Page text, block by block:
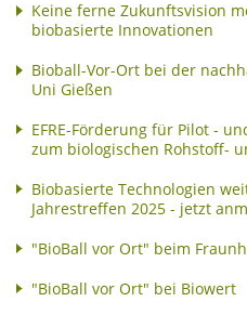
Keine ferne Zukunftsvision
biobasierte Innovationen
Bioball-Vor-Ort bei der
Uni Gießen
EFRE-Förderung für Pilot -
zum biologischen Rohstoff-
Biobasierte Technologien
Jahrestreffen 2025 - jetzt
"BioBall vor Ort" beim
"BioBall vor Ort" bei Biowert